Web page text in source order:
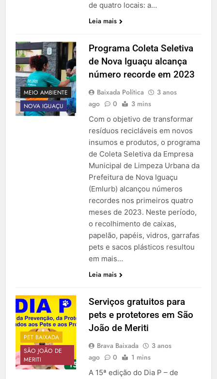
de quatro locais: a…
Leia mais
MEIO AMBIENTE
NOVA IGUAÇU
Programa Coleta Seletiva
de Nova Iguaçu alcança
número recorde em 2023
Baixada Política
3 anos
ago
0 3 mins
Com o objetivo de transformar
resíduos recicláveis em novos
insumos e produtos, o programa
de Coleta Seletiva da Empresa
Municipal de Limpeza Urbana da
Prefeitura de Nova Iguaçu
(Emlurb) alcançou números
recordes nos primeiros quatro
meses de 2023. Neste período,
o recolhimento de caixas,
papelão, papéis, vidros, garrafas
pets e sacos plásticos resultou
em mais…
Leia mais
PET BAIXADA
SÃO JOÃO DE
MERITI
Serviços gratuitos para
pets e protetores em São
João de Meriti
Brava Baixada
3 anos
ago
0 1 mins
A 15ª edição do Dia P – de